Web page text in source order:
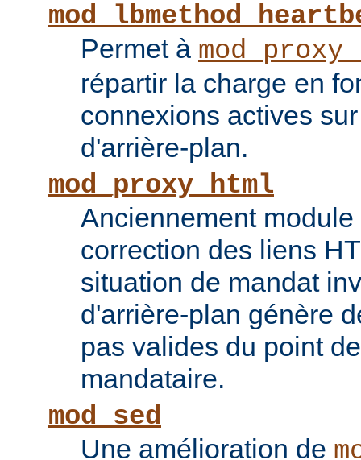
Permet à
répartir la charge en
connexions actives
d'arrière-plan.
mod_proxy_html
Anciennement
correction des liens
situation de mandat
d'arrière-plan génère
pas valides du point
mandataire.
mod_sed
Une amélioration de